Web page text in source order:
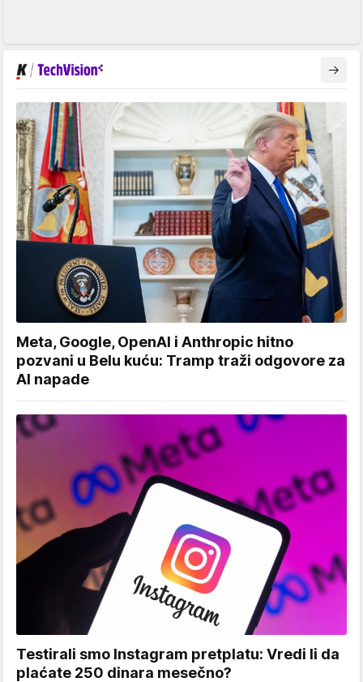
Meta, Google, OpenAI i Anthropic hitno
pozvani u Belu kuću: Tramp traži odgovore za
AI napade
Testirali smo Instagram pretplatu: Vredi li da
plaćate 250 dinara mesečno?